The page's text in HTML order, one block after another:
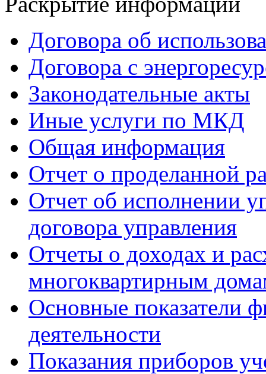
Договора об
Договора с
Законодательные акты
Иные услуги по МКД
Общая информация
Отчет о проделанной
Отчет об исполнении
договора управления
Отчеты о доходах и
многоквартирным
Основные показатели
деятельности
Показания приборов